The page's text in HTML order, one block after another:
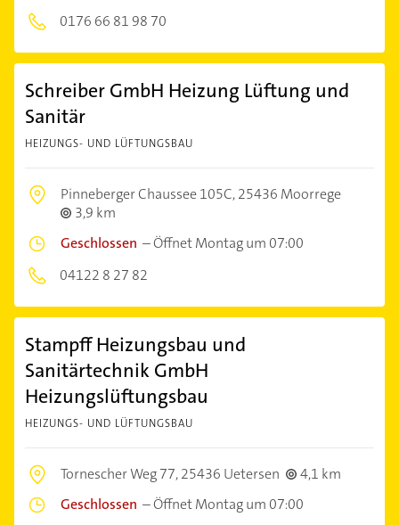
0176 66 81 98 70
Schreiber GmbH Heizung Lüftung und
Sanitär
HEIZUNGS- UND LÜFTUNGSBAU
Pinneberger Chaussee 105C,25436 Moorrege
3,9 km
Geschlossen –Öffnet Montag um 07:00
04122 8 27 82
Stampff Heizungsbau und
Sanitärtechnik GmbH
Heizungslüftungsbau
HEIZUNGS- UND LÜFTUNGSBAU
Tornescher Weg 77,25436 Uetersen
4,1 km
Geschlossen –Öffnet Montag um 07:00